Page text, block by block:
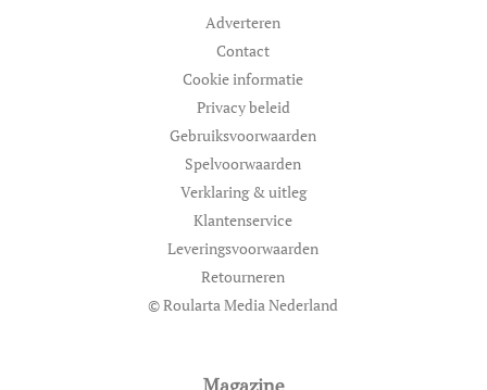
Adverteren
Contact
Cookie informatie
Privacy beleid
Gebruiksvoorwaarden
Spelvoorwaarden
Verklaring & uitleg
Klantenservice
Leveringsvoorwaarden
Retourneren
© Roularta Media Nederland